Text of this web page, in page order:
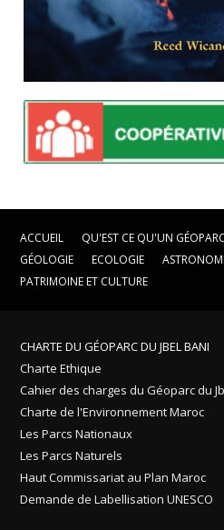
ACCUEIL QU'EST CE QU'UN GÉOPARC
GÉOLOGIE
ECOLOGIE
PATRIMOINE ET CULTURE
CHARTE DU GÉOPARC DU JBEL BANI
Charte Ethique
Cahier des charges du Géoparc du
Charte de l'Environnement Maroc
Les Parcs Nationaux
Les Parcs Naturels
Haut Commissariat au Plan Maroc
Demande de Labellisation UNESCO